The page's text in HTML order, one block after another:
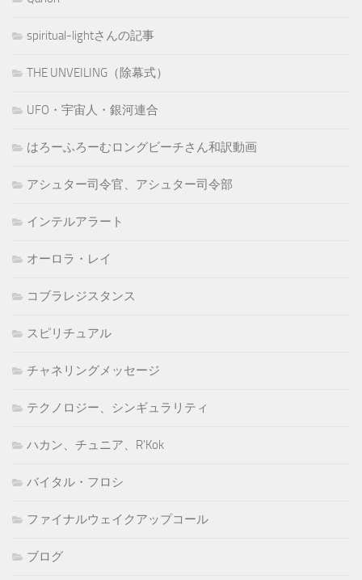
spiritual-lightさんの記事
THE UNVEILING（除幕式）
UFO・宇宙人・銀河連合
はろーふろーむロングビーチさん和訳動画
アシュター司令官、アシュター司令部
インテルアラート
オーロラ・レイ
コブラレジスタンス
スピリチュアル
チャネリングメッセージ
テクノロジー、シンギュラリティ
ハカン、チュニア、R'Kok
バイタル・フロシ
ファイナルウェイクアップコール
ブログ